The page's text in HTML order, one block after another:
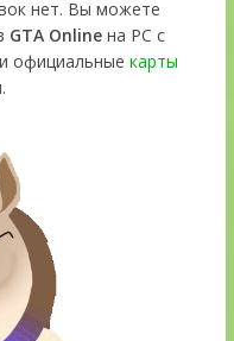
нет. Вы можете
GTA Onlineна PC с
официальные карты